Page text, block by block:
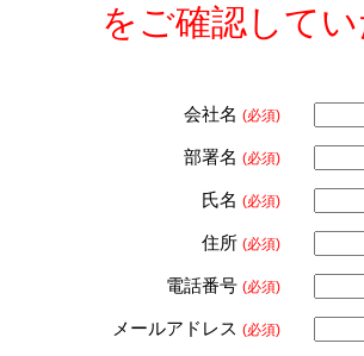
をご確認して
会社名 (必須)
部署名 (必須)
氏名 (必須)
住所 (必須)
電話番号 (必須)
メールアドレス (必須)